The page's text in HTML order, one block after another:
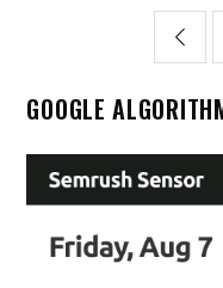
Navigasi
pos
GOOGLE